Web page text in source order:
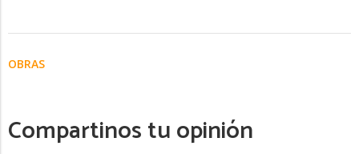
OBRAS
Compartinos tu opinión